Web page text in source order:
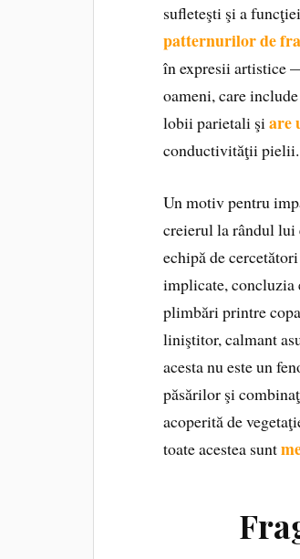
sufleteşti şi a
patternurilor de
în expresii artistice
oameni, care
lobii parietali şiare
conductivităţii pielii.
Un motiv pentru
creierul la rândul lui
echipă de
implicate, concluzia
plimbări printre
liniştitor, calmant
acesta nu este un
păsărilor şi
acoperită de
toate acestea sunt